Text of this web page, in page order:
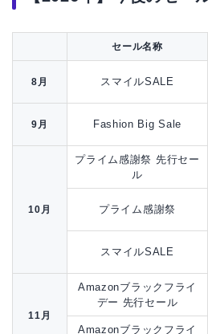
セール名称
8月 スマイルSALE
9月 Fashion Big Sale
10月
プライム感謝祭 先行セー
ル
プライム感謝祭
スマイルSALE
11月
Amazonブラックフライ
デー 先行セール
Amazonブラックフライ